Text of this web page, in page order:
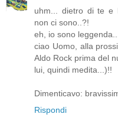
uhm... dietro di te e
non ci sono..?!
eh, io sono
ciao Uomo, alla
Aldo Rock prima del
lui, quindi medita...)!!
Dimenticavo:
Rispondi